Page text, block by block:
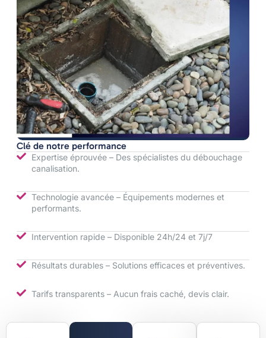
Clé de notre performance
Expertise éprouvée – Des spécialistes du débouchage
canalisation.
Technologie avancée – Équipements modernes et
performants.
Intervention rapide – Disponible 24h/24 et 7j/7
Résultats durables – Solutions efficaces et préventives.
Tarifs transparents – Aucun frais caché, devis clair.